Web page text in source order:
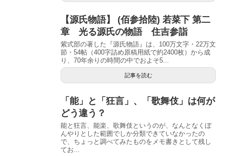
【源氏物語】 (佰参拾陸) 若菜下 第二
章 光る源氏の物語 住吉参詣
紫式部の著した『源氏物語』は、100万文字・22万文
節・54帖（400字詰め原稿用紙で約2400枚）から成
り、70年余りの時間の中でおよそ5...
記事を読む
「能」と「狂言」、「歌舞伎」は何が
どう違う？
能と狂言、能楽、歌舞伎というのが、なんとなくぼ
んやりとした範囲でしか分類できていなかったの
で、ちょっと調べてみたものをメモ書きとして残し
てお...